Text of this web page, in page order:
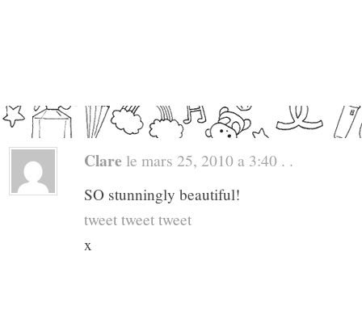
Clare le mars 25, 2010 a 3:40 . .
SO stunningly beautiful!
tweet tweet tweet
x